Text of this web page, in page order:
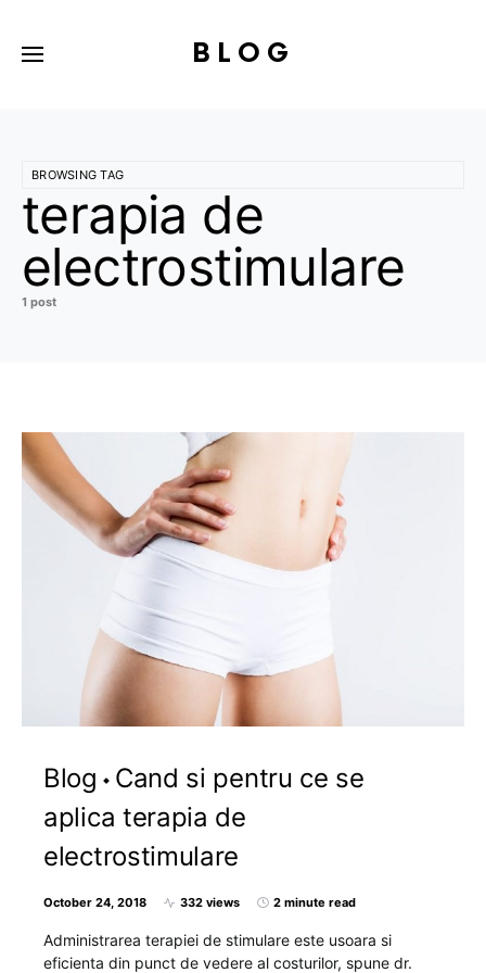
BLOG
BROWSING TAG
terapia de
electrostimulare
1 post
Blog
Cand si pentru ce se
aplica terapia de
electrostimulare
October 24, 2018 332 views 2 minute read
Administrarea terapiei de stimulare este usoara si
eficienta din punct de vedere al costurilor, spune dr.